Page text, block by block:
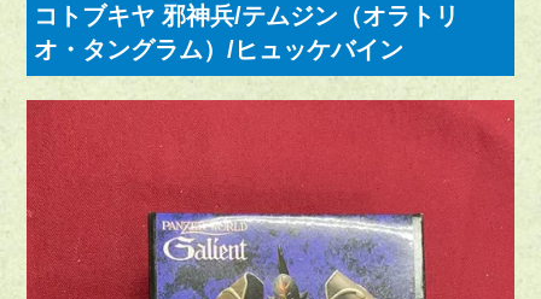
コトブキヤ 邪神兵/テムジン（オラトリ
オ・タングラム）/ヒュッケバイン